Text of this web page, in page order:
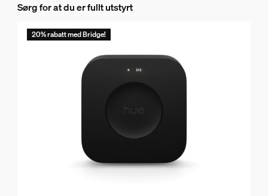
Sørg for at du er fullt utstyrt
20% rabatt med Bridge!